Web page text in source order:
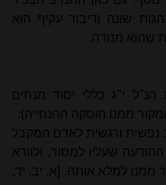
שונה ודיבור עקיף הוא
שהוא מנודה.
י"ג כללי יסוד מנחים
ממנו הוסקה ההנחייה):
נפשית ורגשית לאדם המקבל
שעליו למסור, ולוודא
ממנו למלא אותה. [א, יב, יד,